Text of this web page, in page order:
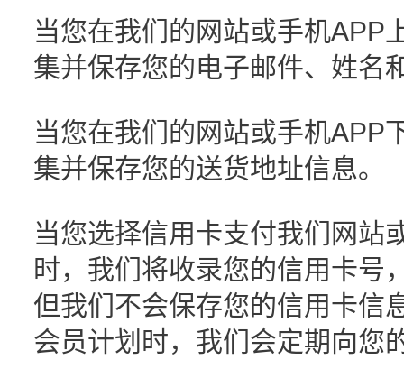
当您在我们的网站或手机APP
集并保存您的电子邮件、姓名
当您在我们的网站或手机APP
集并保存您的送货地址信息。
当您选择信用卡支付我们网站
时，我们将收录您的信用卡号
但我们不会保存您的信用卡信
会员计划时，我们会定期向您